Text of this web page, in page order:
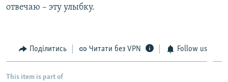
отвечаю – эту улыбку.
Поділитись Читати без VPN Follow us
This item is part of